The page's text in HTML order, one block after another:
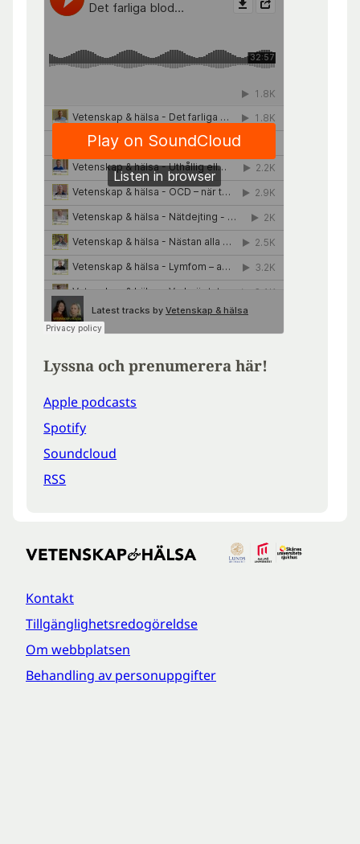
Lyssna och prenumerera här!
Apple podcasts
Spotify
Soundcloud
RSS
Kontakt
Tillgänglighetsredogöreldse
Om webbplatsen
Behandling av personuppgifter